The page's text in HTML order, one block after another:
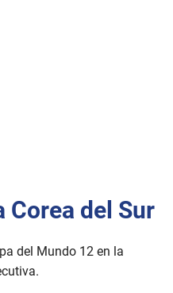
Corea del Sur
del Mundo 12 en la